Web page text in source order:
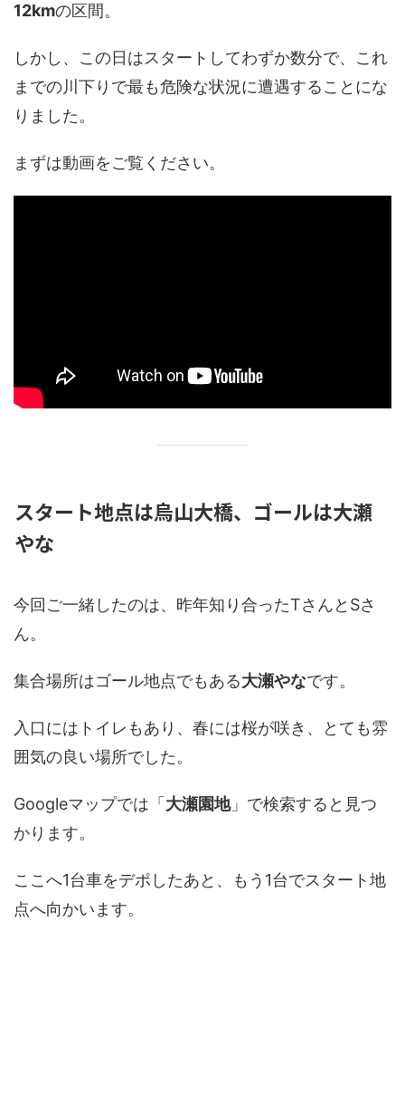
12kmの区間。
しかし、この日はスタートしてわずか数分で、これ
までの川下りで最も危険な状況に遭遇することにな
りました。
まずは動画をご覧ください。
スタート地点は烏山大橋、ゴールは大瀬
やな
今回ご一緒したのは、昨年知り合ったTさんとSさ
ん。
集合場所はゴール地点でもある大瀬やなです。
入口にはトイレもあり、春には桜が咲き、とても雰
囲気の良い場所でした。
Googleマップでは「 大瀬園地」で検索すると見つ
かります。
ここへ1台車をデポしたあと、もう1台でスタート地
点へ向かいます。